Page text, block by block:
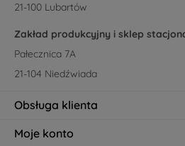
21-100 Lubartów
Zakład produkcyjny i sklep
Pałecznica 7A
21-104 Niedźwiada
Obsługa klienta
Moje konto